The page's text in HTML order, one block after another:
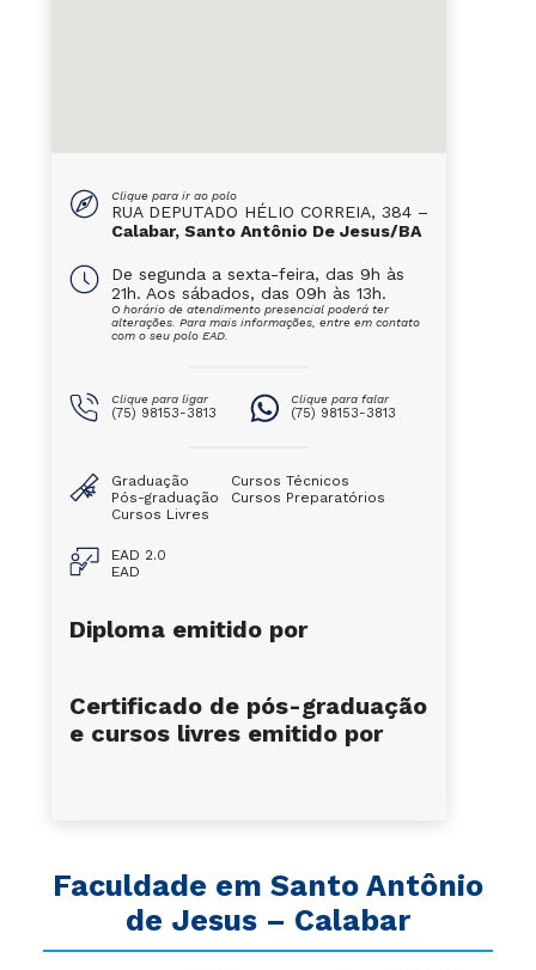
Clique para ir ao polo
RUA DEPUTADO HÉLIO CORREIA, 384 –
Calabar, Santo Antônio De Jesus/BA
De segunda a sexta-feira, das 9h às
21h. Aos sábados, das 09h às 13h.
O horário de atendimento presencial poderá ter
alterações. Para mais informações, entre em contato
com o seu polo EAD.
Clique para ligar
(75) 98153-3813
Clique para falar
(75) 98153-3813
Graduação
Pós-graduação
Cursos Livres
Cursos Técnicos
Cursos Preparatórios
EAD 2.0
EAD
Diploma emitido por